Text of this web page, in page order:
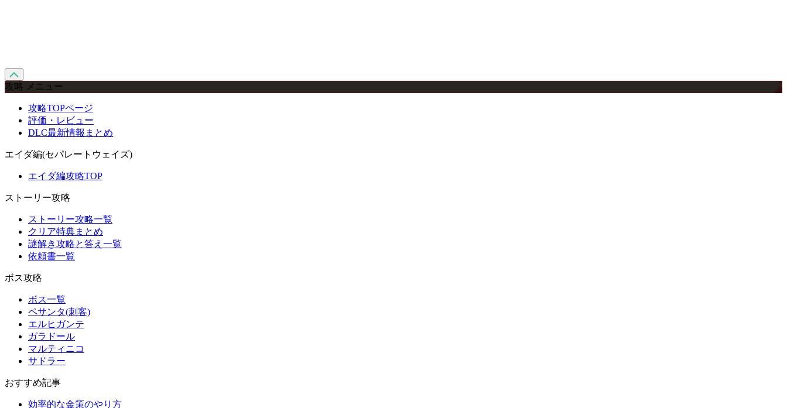
攻略 メニュー
攻略TOPページ
評価・レビュー
DLC最新情報まとめ
エイダ編(セパレートウェイズ)
エイダ編攻略TOP
ストーリー攻略
ストーリー攻略一覧
クリア特典まとめ
謎解き攻略と答え一覧
依頼書一覧
ボス攻略
ボス一覧
ペサンタ(刺客)
エルヒガンテ
ガラドール
マルティニコ
サドラー
おすすめ記事
効率的な金策のやり方